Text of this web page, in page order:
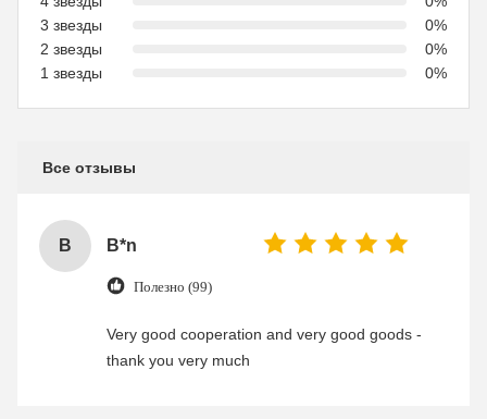
3 звезды
0%
2 звезды
0%
1 звезды
0%
Все отзывы
B B*n
Полезно (99)
Very good cooperation and very good goods -
thank you very much